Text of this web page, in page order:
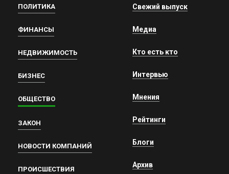
ПОЛИТИКА
ФИНАНСЫ
НЕДВИЖИМОСТЬ
БИЗНЕС
ОБЩЕСТВО
ЗАКОН
НОВОСТИ КОМПАНИЙ
ПРОИСШЕСТВИЯ
Свежий выпуск
Медиа
Кто есть кто
Интервью
Мнения
Рейтинги
Блоги
Архив